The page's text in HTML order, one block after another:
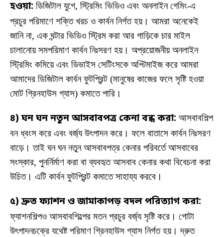
হওয়া: ডিজিটাল যুগে, স্ট্রিমিং ভিডিও এবং অনলাইন গেমিং-এ
প্রচুর পরিমাণে শক্তি খরচ ও কার্বন নির্গত হয়। আমরা অনেকেই
জানি না, এক ঘন্টার ভিডিও স্ট্রিম করা আর গাড়িকে চার মাইল
চালানোয় সমপরিমাণ কার্বন নিঃসরণ হয়। অপ্রয়োজনীয় অনলাইন
স্ট্রিমিং কমিয়ে এবং ডিভাইস সেটিংসকে অপ্টিমাইজ করে আমরা
আমাদের ডিজিটাল কার্বন ফুটপ্রিন্ট (মানুষের কাজের ফলে সৃষ্টি হওয়া
মোট গ্রিনহাউস গ্যাস) কমাতে পারি।
৪) ঘন ঘন নতুন আসবাবপত্র কেনা বন্ধ করা: আসবাবশিল্প
বন ধ্বংস করে এবং বর্জ্য উৎপাদন করে। ফলে বাতাসে কার্বন নিঃসরণ
বাড়ে। তাই ঘন ঘন নতুন আসবাবপত্র কেনার পরিবর্তে আসবাবের
সংস্কার, পুনর্নির্মাণ করা বা ব্যবহৃত আসবাব কেনার কথা বিবেচনা করা
উচিত। এটি কার্বন ফুটপ্রিন্ট কমাতে সাহায্য করবে।
৫) দ্রুত ফ্যাশন ও জামাকাপড় বদল পরিত্যাগ করা:
ফ্যাশনশিল্পও আসবাবশিল্পের মতন প্রচুর বর্জ্য সৃষ্টি করে। গোটা
উৎপাদনচক্রে যথেষ্ট পরিমাণ গ্রিনহাউস গ্যাস নির্গত হয়। দ্রুত